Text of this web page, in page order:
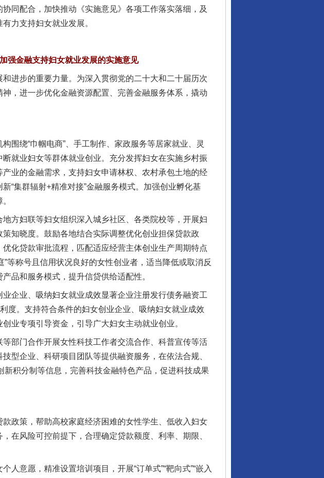
配合，加快推动《实施意见》各项工作落实落细，及
力支持妇女就业发展。
强金融支持妇女就业发展的实施意见
步的重要力量。为深入贯彻党的二十大和二十届历次
，进一步优化金融资源配置、完善金融服务体系，撬动
绕“巾帼电商”、手工制作、家政服务等居家就业、灵
就业妇女等群体就业创业。充分发挥妇女在实施乡村振
业的金融需求，支持妇女申请林权、农村承包土地的经
“集群辐射+精准对接”金融服务模式。加强创业孵化基
妇联等妇女组织深入城乡社区、各类院校等，开展妇
知晓度。鼓励各地结合实际调整优化创业担保贷款政
化贷款审批流程，匹配适应经营主体创业生产周期特点
”等称号且信用状况良好的女性创业者，适当降低或取消反
品和服务模式，提升信贷供给适配性。
业、吸纳妇女就业成效显著企业注册发行债务融资工
度。支持符合条件的妇女创业企业、吸纳妇女就业成效
业专项引导资金，引导广大妇女主动就业创业。
门合作开展女性科技工作者交流合作、科普宣传等活
型企业、科研项目团队等提供融资服务，在依法合规、
新积分制等信息，完善科技金融特色产品，促进科技成果
策，帮助高校家庭经济困难的女性学生、低收入妇女
在风险可控前提下，合理确定贷款额度、利率、期限、
意愿，精准设置培训项目，开展“订单式”“靶向式”“嵌入